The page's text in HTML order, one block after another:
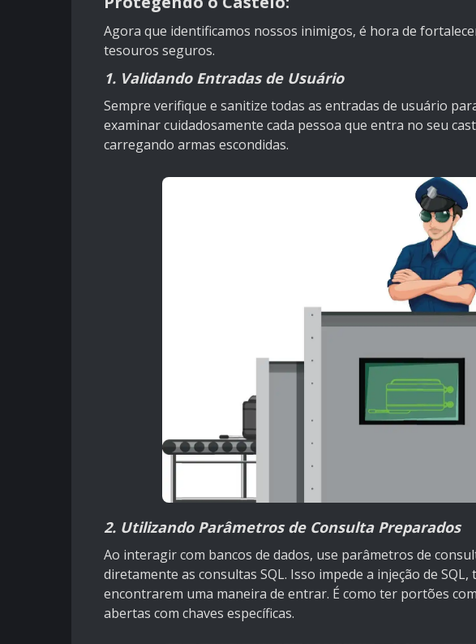
Agora que identificamos nossos inimigos, é hora de
tesouros seguros.
1. Validando Entradas de Usuário
Sempre verifique e sanitize todas as entradas de usuário
examinar cuidadosamente cada pessoa que entra no seu
carregando armas escondidas.
2. Utilizando Parâmetros de Consulta Preparados
Ao interagir com bancos de dados, use parâmetros de
diretamente as consultas SQL. Isso impede a injeção de
encontrarem uma maneira de entrar. É como ter portões
abertas com chaves específicas.